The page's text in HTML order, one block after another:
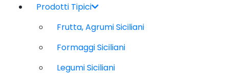
Prodotti Tipici
Frutta, Agrumi Siciliani
Formaggi Siciliani
Legumi Siciliani